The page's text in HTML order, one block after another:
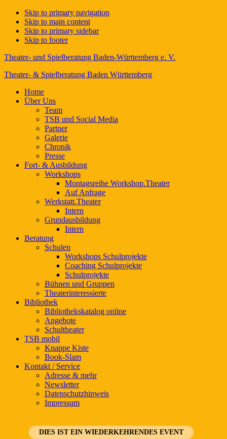
Skip to primary navigation
Skip to main content
Skip to primary sidebar
Skip to footer
Theater- und Spielberatung Baden-Württemberg e. V.
Theater- & Spielberatung Baden Württemberg
Home
Über Uns
Team
TSB und Social Media
Partner
Galerie
Chronik
Presse
Fort- & Ausbildung
Workshops
Montagsreihe Workshop.Theater
Auf Anfrage
Werkstatt.Theater
Intern
Grundausbildung
Intern
Beratung
Schulen
Workshops Schulprojekte
Coaching Schulprojekte
Schulprojekte
Bühnen und Gruppen
Theaterinteressierte
Bibliothek
Bibliothekskatalog online
Angebote
Schultheater
TSB mobil
Knappe Kiste
Book-Slam
Kontakt / Service
Adresse & mehr
Newsletter
Datenschutzhinweis
Impressum
DIES IST EIN WIEDERKEHRENDES EVENT